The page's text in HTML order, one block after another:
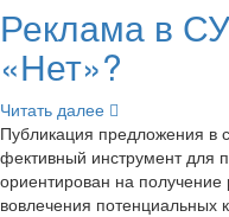
Ре­кла­ма в
«Нет»?
Чи­тать далее
Пуб­ли­ка­ция пред­ло­же­ния в
фек­тив­ный ин­стру­мент для
ори­ен­ти­ро­ван на по­лу­че­ние
во­вле­че­ния по­тен­ци­аль­ных